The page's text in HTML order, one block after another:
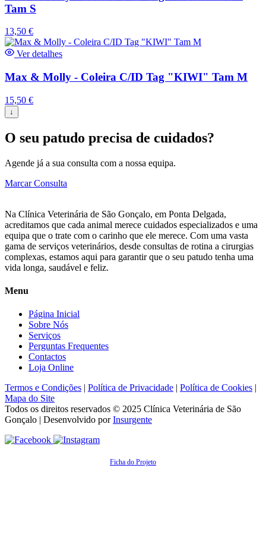
Tam S
13,50 €
Ver detalhes
Max & Molly - Coleira C/ID Tag "KIWI" Tam M
15,50 €
↓
O seu patudo precisa de cuidados?
Agende já a sua consulta com a nossa equipa.
Marcar Consulta
Na Clínica Veterinária de São Gonçalo, em Ponta Delgada,
acreditamos que cada animal merece cuidados especializados e uma
equipa que o trate com o carinho que ele merece. Com uma vasta
gama de serviços veterinários, desde consultas de rotina a cirurgias
complexas, estamos aqui para garantir que o seu patudo tenha uma
vida longa, saudável e feliz.
Menu
Página Inicial
Sobre Nós
Serviços
Perguntas Frequentes
Contactos
Loja Online
Termos e Condições | Política de Privacidade | Política de Cookies |
Mapa do Site
Todos os direitos reservados © 2025 Clínica Veterinária de São
Gonçalo | Desenvolvido porInsurgente
Ficha do Projeto